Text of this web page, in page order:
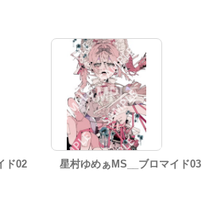
ド02 星村ゆめぁMS__ブロマイド03